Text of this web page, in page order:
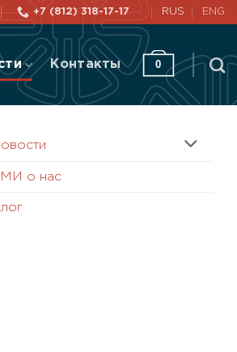
+7 (812) 318-17-17 RUS ENG
Контакты 0
о нас